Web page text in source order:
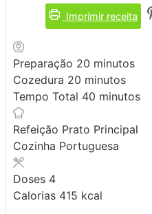
Imprimir receita
Preparação 20 minutos
minutos
Cozedura 20 minutos
minutos
Tempo Total 40 minutos
minutos
Refeição Prato Principal
Cozinha Portuguesa
Doses 4
Calorias 415 kcal